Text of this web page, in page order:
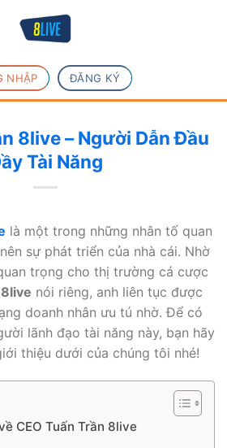
NHẬP ĐĂNG KÝ
8live – Người Dẫn Đầu
Tài Năng
là một trong những nhân tố quan
sự phát triển của nhà cái. Nhờ
trọng cho thị trường cá cược
8live nói riêng, anh liên tục được
doanh nhân ưu tú nhờ. Để có
lãnh đạo tài năng này, bạn hãy
thiệu dưới của chúng tôi nhé!
CEO Tuấn Trần 8live